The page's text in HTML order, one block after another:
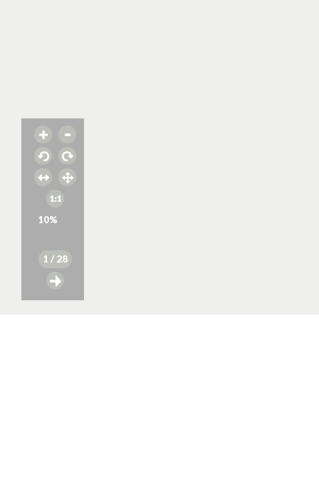
10%
1 / 28